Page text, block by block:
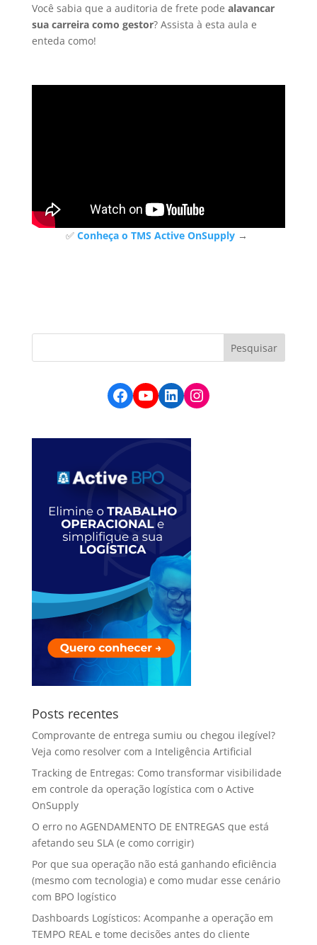
Você sabia que a auditoria de frete pode alavancar
sua carreira como gestor? Assista à esta aula e
enteda como!
✅Conheça o TMS Active OnSupply →
Facebook
YouTube
LinkedIn
Instagram
Posts recentes
Comprovante de entrega sumiu ou chegou ilegível?
Veja como resolver com a Inteligência Artificial
Tracking de Entregas: Como transformar visibilidade
em controle da operação logística com o Active
OnSupply
O erro no AGENDAMENTO DE ENTREGAS que está
afetando seu SLA (e como corrigir)
Por que sua operação não está ganhando eficiência
(mesmo com tecnologia) e como mudar esse cenário
com BPO logístico
Dashboards Logísticos: Acompanhe a operação em
TEMPO REAL e tome decisões antes do cliente